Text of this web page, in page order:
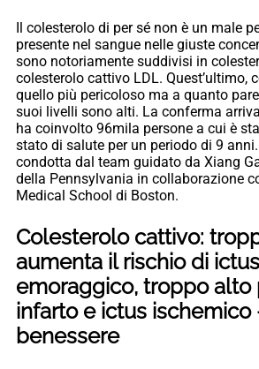
Il colesterolo di per sé non è un male
presente nel sangue nelle giuste
sono notoriamente suddivisi in
colesterolo cattivo LDL. Quest’ultimo,
quello più pericoloso ma a quanto
suoi livelli sono alti. La conferma
ha coinvolto 96mila persone a cui è
stato di salute per un periodo di 9
condotta dal team guidato da Xiang
della Pennsylvania in collaborazione
Medical School di Boston.
Colesterolo cattivo:
aumenta il rischio di ictus
emoraggico, troppo alto
infarto e ictus ischemico
benessere